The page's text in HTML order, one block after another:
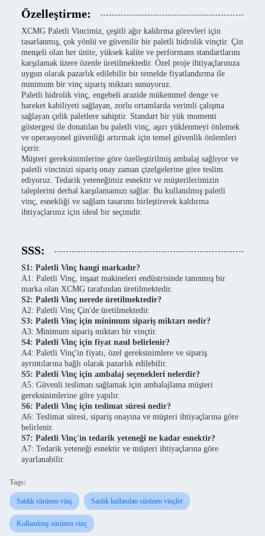
Özelleştirme:
XCMG Paletli Vincimiz, çeşitli ağır kaldırma görevleri için
tasarlanmış, çok yönlü ve güvenilir bir paletli hidrolik vinçtir. Çin
menşeli olan her ünite, yüksek kalite ve performans standartlarını
karşılamak üzere özenle üretilmektedir. Özel proje ihtiyaçlarınıza
uygun olarak pazarlık edilebilir bir temelde fiyatlandırma ile
minimum bir vinç sipariş miktarı sunuyoruz.
Paletli hidrolik vinç, engebeli arazide mükemmel denge ve
hareket kabiliyeti sağlayan, zorlu ortamlarda verimli çalışma
sağlayan çelik paletlere sahiptir. Standart bir yük momenti
göstergesi ile donatılan bu paletli vinç, aşırı yüklenmeyi önlemek
ve operasyonel güvenliği artırmak için temel güvenlik önlemleri
içerir.
Müşteri gereksinimlerine göre özelleştirilmiş ambalaj sağlıyor ve
paletli vincinizi sipariş onay zaman çizelgelerine göre teslim
ediyoruz. Tedarik yeteneğimiz esnektir ve müşterilerimizin
taleplerini derhal karşılamamızı sağlar. Bu kullanılmış paletli
vinç, esnekliği ve sağlam tasarımı birleştirerek kaldırma
ihtiyaçlarınız için ideal bir seçimdir.
SSS:
S1: Paletli Vinç hangi markadır?
A1: Paletli Vinç, inşaat makineleri endüstrisinde tanınmış bir
marka olan XCMG tarafından üretilmektedir.
S2: Paletli Vinç nerede üretilmektedir?
A2: Paletli Vinç Çin'de üretilmektedir.
S3: Paletli Vinç için minimum sipariş miktarı nedir?
A3: Minimum sipariş miktarı bir vinçtir.
S4: Paletli Vinç için fiyat nasıl belirlenir?
A4: Paletli Vinç'in fiyatı, özel gereksinimlere ve sipariş
ayrıntılarına bağlı olarak pazarlık edilebilir.
S5: Paletli Vinç için ambalaj seçenekleri nelerdir?
A5: Güvenli teslimatı sağlamak için ambalajlama müşteri
gereksinimlerine göre yapılır.
S6: Paletli Vinç için teslimat süresi nedir?
A6: Teslimat süresi, sipariş onayına ve müşteri ihtiyaçlarına göre
belirlenir.
S7: Paletli Vinç'in tedarik yeteneği ne kadar esnektir?
A7: Tedarik yeteneği esnektir ve müşteri ihtiyaçlarına göre
ayarlanabilir.
Tags:
Satılık sürünen vinç Satılık kullanılan sürünen vinçler
Kullanılmış sürünen vinç